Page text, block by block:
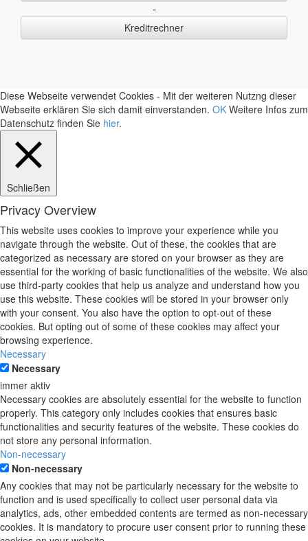
-
Kreditrechner
Diese Webseite verwendet Cookies - Mit der weiteren Nutzng dieser
Webseite erklären Sie sich damit einverstanden. OK Weitere Infos zum
Datenschutz finden Sie hier.
Schließen
Privacy Overview
This website uses cookies to improve your experience while you
navigate through the website. Out of these, the cookies that are
categorized as necessary are stored on your browser as they are
essential for the working of basic functionalities of the website. We also
use third-party cookies that help us analyze and understand how you
use this website. These cookies will be stored in your browser only
with your consent. You also have the option to opt-out of these
cookies. But opting out of some of these cookies may affect your
browsing experience.
Necessary
Necessary
immer aktiv
Necessary cookies are absolutely essential for the website to function
properly. This category only includes cookies that ensures basic
functionalities and security features of the website. These cookies do
not store any personal information.
Non-necessary
Non-necessary
Any cookies that may not be particularly necessary for the website to
function and is used specifically to collect user personal data via
analytics, ads, other embedded contents are termed as non-necessary
cookies. It is mandatory to procure user consent prior to running these